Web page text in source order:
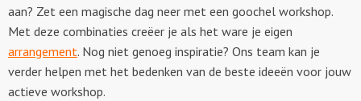
aan? Zet een magische dag neer met een goochel workshop.
Met deze combinaties creëer je als het ware je eigen
arrangement. Nog niet genoeg inspiratie? Ons team kan je
verder helpen met het bedenken van de beste ideeën voor jouw
actieve workshop.